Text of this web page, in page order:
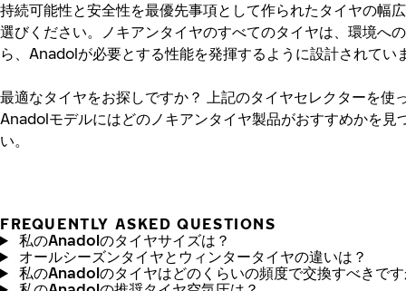
持続可能性と安全性を最優先事項として作られたタイヤの幅
選びください。ノキアンタイヤのすべてのタイヤは、環境へ
ら、Anadolが必要とする性能を発揮するように設計されてい
最適なタイヤをお探しですか？ 上記のタイヤセレクターを使
Anadolモデルにはどのノキアンタイヤ製品がおすすめかを見
い。
FREQUENTLY ASKED QUESTIONS
私のAnadolのタイヤサイズは？
オールシーズンタイヤとウィンタータイヤの違いは？
私のAnadolのタイヤはどのくらいの頻度で交換すべきで